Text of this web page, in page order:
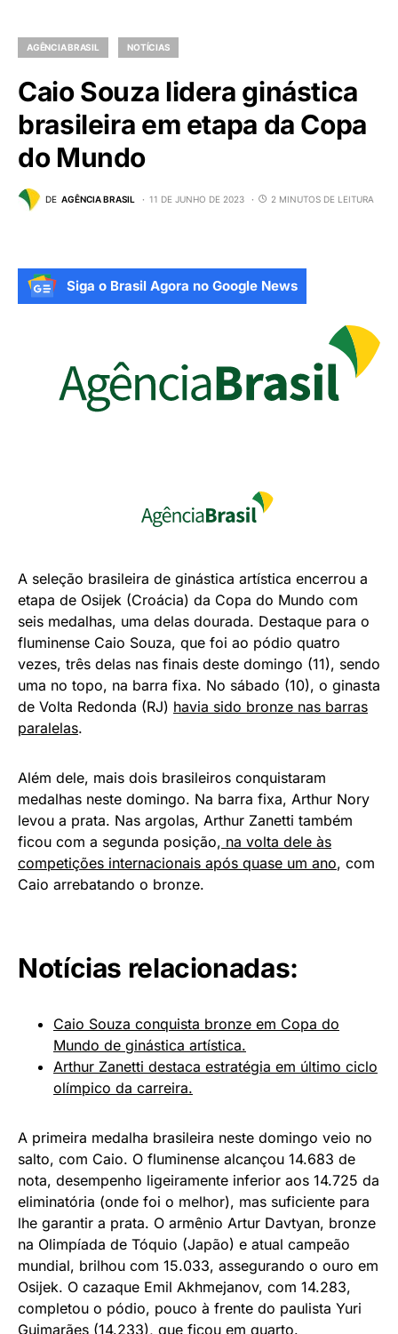
AGÊNCIA BRASIL NOTÍCIAS
Caio Souza lidera ginástica
brasileira em etapa da Copa
do Mundo
DE AGÊNCIA BRASIL 11 DE JUNHO DE 2023 2 MINUTOS DE LEITURA
Siga o Brasil Agora no Google News
A seleção brasileira de ginástica artística encerrou a
etapa de Osijek (Croácia) da Copa do Mundo com
seis medalhas, uma delas dourada. Destaque para o
fluminense Caio Souza, que foi ao pódio quatro
vezes, três delas nas finais deste domingo (11), sendo
uma no topo, na barra fixa. No sábado (10), o ginasta
de Volta Redonda (RJ) havia sido bronze nas barras
paralelas.
Além dele, mais dois brasileiros conquistaram
medalhas neste domingo. Na barra fixa, Arthur Nory
levou a prata. Nas argolas, Arthur Zanetti também
ficou com a segunda posição, na volta dele às
competições internacionais após quase um ano, com
Caio arrebatando o bronze.
Notícias relacionadas:
Caio Souza conquista bronze em Copa do
Mundo de ginástica artística.
Arthur Zanetti destaca estratégia em último ciclo
olímpico da carreira.
A primeira medalha brasileira neste domingo veio no
salto, com Caio. O fluminense alcançou 14.683 de
nota, desempenho ligeiramente inferior aos 14.725 da
eliminatória (onde foi o melhor), mas suficiente para
lhe garantir a prata. O armênio Artur Davtyan, bronze
na Olimpíada de Tóquio (Japão) e atual campeão
mundial, brilhou com 15.033, assegurando o ouro em
Osijek. O cazaque Emil Akhmejanov, com 14.283,
completou o pódio, pouco à frente do paulista Yuri
Guimarães (14.233), que ficou em quarto.